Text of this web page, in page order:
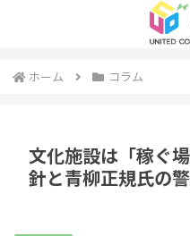
ホーム コラム
文化施設は「稼ぐ
針と青柳正規氏の